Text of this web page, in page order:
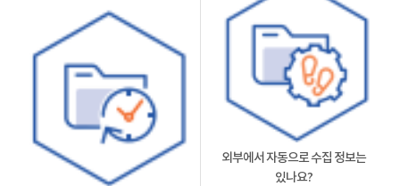
외부에서 자동으로 수집 정보는
있나요?